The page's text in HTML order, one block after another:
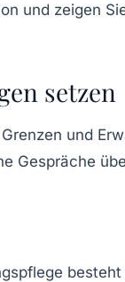
und zeigen
setzen
und
Gespräche